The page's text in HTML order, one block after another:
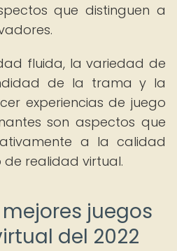
que distinguen a
fluida, la variedad de
de la trama y la
experiencias de juego
son aspectos que
a la calidad
realidad virtual.
mejores juegos
del 2022